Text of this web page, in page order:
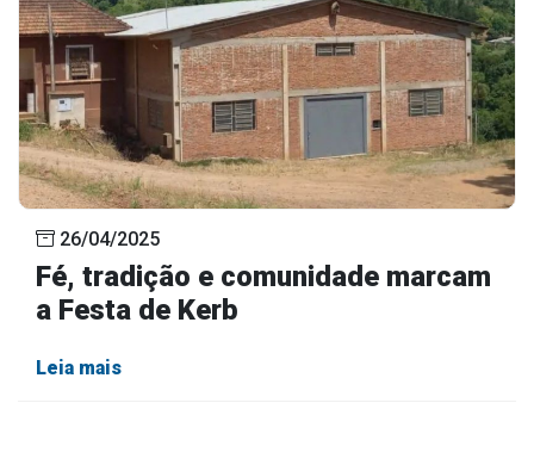
26/04/2025
Fé, tradição e comunidade marcam
a Festa de Kerb
Leia mais